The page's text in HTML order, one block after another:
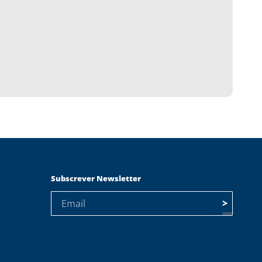
Subscrever Newsletter
>